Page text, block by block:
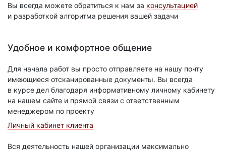
Вы всегда можете обратиться к нам за консультацией
и разработкой алгоритма решения вашей задачи
Удобное и комфортное общение
Для начала работ вы просто отправляете на нашу почту
имеющиеся отсканированные документы. Вы всегда
в курсе дел благодаря информативному личному кабинету
на нашем сайте и прямой связи с ответственным
менеджером по проекту
Личный кабинет клиента
Вся деятельность нашей организации максимально